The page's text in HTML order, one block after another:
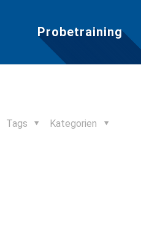
Probetraining
Kategorien
Tags